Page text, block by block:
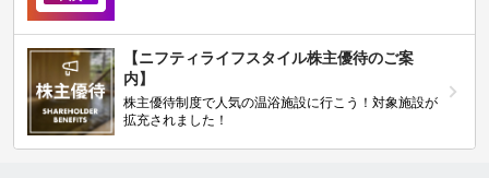
【ニフティライフスタイル株主優待のご案
内】
株主優待制度で人気の温浴施設に行こう！対象施設が
拡充されました！